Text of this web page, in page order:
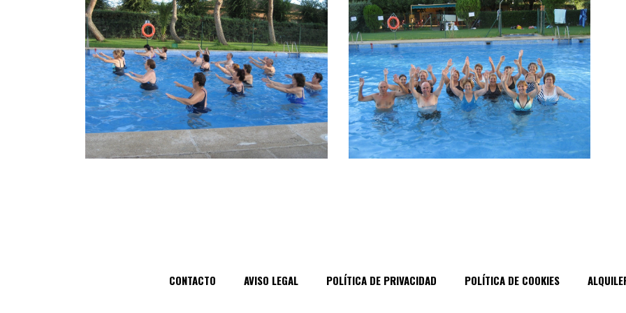
CONTACTO AVISO LEGAL POLÍTICA DE PRIVACIDAD POLÍTICA DE COOKIES